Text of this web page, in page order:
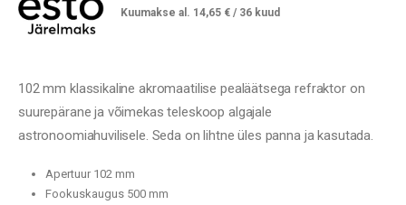
Kuumakse al. 14,65 € / 36 kuud
102 mm klassikaline akromaatilise pealäätsega refraktor on
suurepärane ja võimekas teleskoop algajale
astronoomiahuvilisele. Seda on lihtne üles panna ja kasutada.
Apertuur 102 mm
Fookuskaugus 500 mm